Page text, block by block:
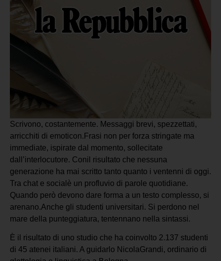
Scrivono, costantemente. Messaggi brevi, spezzettati,
arricchiti di emoticon.Frasi non per forza stringate ma
immediate, ispirate dal momento, sollecitate
dall’interlocutore. Conil risultato che nessuna
generazione ha mai scritto tanto quanto i ventenni di oggi.
Tra chat e socialè un profluvio di parole quotidiane.
Quando però devono dare forma a un testo complesso, si
arenano.Anche gli studenti universitari. Si perdono nel
mare della punteggiatura, tentennano nella sintassi.
È il risultato di uno studio che ha coinvolto 2.137 studenti
di 45 atenei italiani. A guidarlo NicolaGrandi, ordinario di